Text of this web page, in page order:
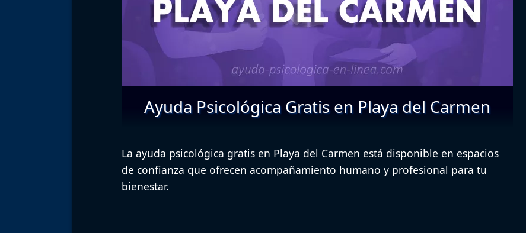
Ayuda Psicológica Gratis en Playa del Carmen
La ayuda psicológica gratis en Playa del Carmen está disponible en espacios
de confianza que ofrecen acompañamiento humano y profesional para tu
bienestar.